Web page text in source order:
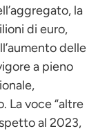
la
di euro,
delle
a pieno
La voce “altre
al 2023,